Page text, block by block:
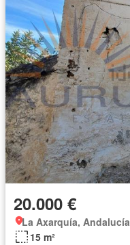
20.000 €
La Axarquía, Andalucía
15 m²